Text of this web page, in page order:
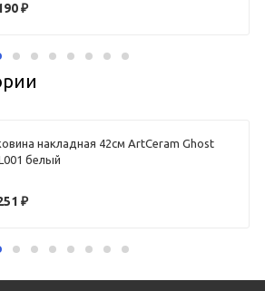
₽
накладная 42см ArtCeram Ghost
белый
₽